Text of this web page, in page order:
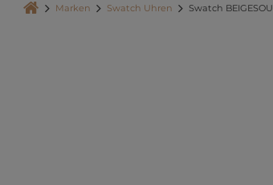
Marken Swatch Uhren Swatch